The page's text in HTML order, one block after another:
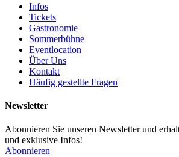
Infos
Tickets
Gastronomie
Sommerbühne
Eventlocation
Über Uns
Kontakt
Häufig gestellte Fragen
Newsletter
Abonnieren Sie unseren Newsletter und
und exklusive Infos!
Abonnieren